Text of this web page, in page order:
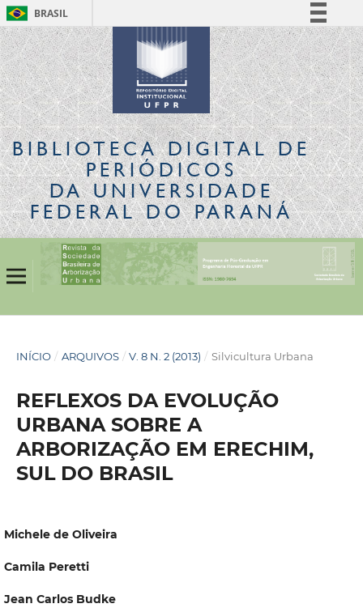
BRASIL
Simplifique!
Comunica BR
Participe
Acesso à informação
Legislação
Canais
BIBLIOTECA DIGITALDE
PERIÓDICOS
DA UNIVERSIDADE
FEDERAL DO PARANÁ
INÍCIO / ARQUIVOS / V. 8 N. 2 (2013) / Silvicultura Urbana
REFLEXOS DA EVOLUÇÃO
URBANA SOBRE A
ARBORIZAÇÃO EM ERECHIM,
SUL DO BRASIL
Michele de Oliveira
Camila Peretti
Jean Carlos Budke